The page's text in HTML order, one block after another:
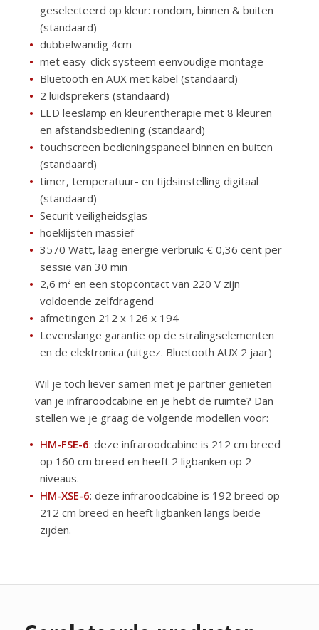
geselecteerd op kleur: rondom, binnen & buiten
(standaard)
dubbelwandig 4cm
met easy-click systeem eenvoudige montage
Bluetooth en AUX met kabel (standaard)
2 luidsprekers (standaard)
LED leeslamp en kleurentherapie met 8 kleuren
en afstandsbediening (standaard)
touchscreen bedieningspaneel binnen en buiten
(standaard)
timer, temperatuur- en tijdsinstelling digitaal
(standaard)
Securit veiligheidsglas
hoeklijsten massief
3570 Watt, laag energie verbruik: € 0,36 cent per
sessie van 30 min
2,6 m² en een stopcontact van 220 V zijn
voldoende zelfdragend
afmetingen 212 x 126 x 194
Levenslange garantie op de stralingselementen
en de elektronica (uitgez. Bluetooth AUX 2 jaar)
Wil je toch liever samen met je partner genieten
van je infraroodcabine en je hebt de ruimte? Dan
stellen we je graag de volgende modellen voor:
HM-FSE-6: deze infraroodcabine is 212 cm breed
op 160 cm breed en heeft 2 ligbanken op 2
niveaus.
HM-XSE-6: deze infraroodcabine is 192 breed op
212 cm breed en heeft ligbanken langs beide
zijden.